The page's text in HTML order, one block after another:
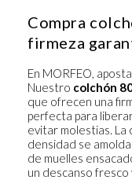
Compra
firmeza
En MORFEO,
Nuestro colchón
que ofrecen una
perfecta para
evitar molestias. La
densidad se
de muelles
un descanso fresco